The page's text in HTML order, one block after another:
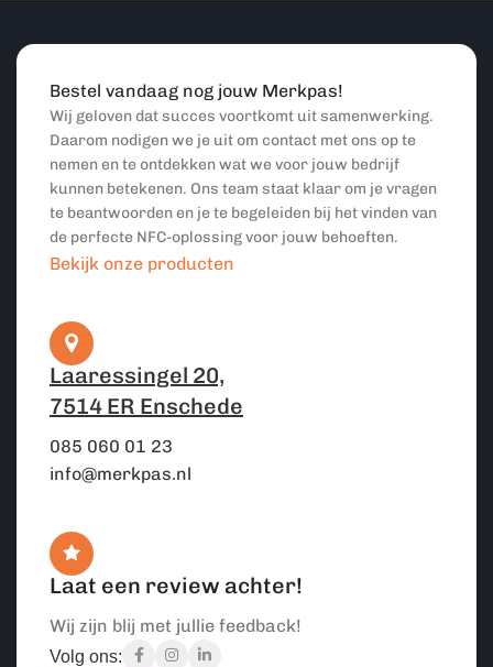
Bestel vandaag nog jouw Merkpas!
Wij geloven dat succes voortkomt uit samenwerking.
Daarom nodigen we je uit om contact met ons op te
nemen en te ontdekken wat we voor jouw bedrijf
kunnen betekenen. Ons team staat klaar om je vragen
te beantwoorden en je te begeleiden bij het vinden van
de perfecte NFC-oplossing voor jouw behoeften.
Bekijk onze producten
Laaressingel 20,
7514 ER Enschede
085 060 01 23
info@merkpas.nl
Laat een review achter!
Wij zijn blij met jullie feedback!
Volg ons: